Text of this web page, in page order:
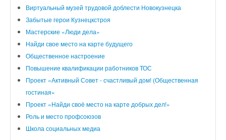
Виртуальный музей трудовой доблести Новокузнецка
Забытые герои Кузнецкстроя
Мастерские «Люди дела»
Найди свое место на карте будущего
Общественное настроение
Повышение квалификации работников ТОС
Проект «Активный Совет - счастливый дом! (Общественная
гостиная»
Проект «Найди своё место на карте добрых дел!»
Роль и место профсоюзов
Школа социальных медиа